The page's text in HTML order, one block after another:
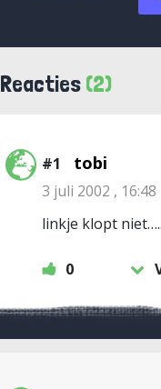
Reacties (2)
#1 tobi
3 juli 2002 , 16:48
linkje klopt niet…..
0